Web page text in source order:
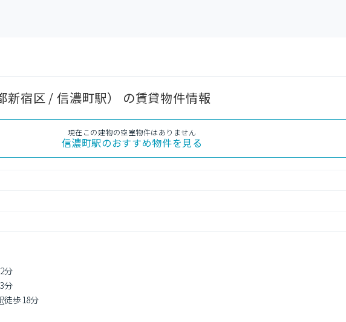
新宿区 / 信濃町駅） の賃貸物件情報
現在この建物の空室物件はありません
信濃町駅のおすすめ物件を見る
分
分
徒歩18分